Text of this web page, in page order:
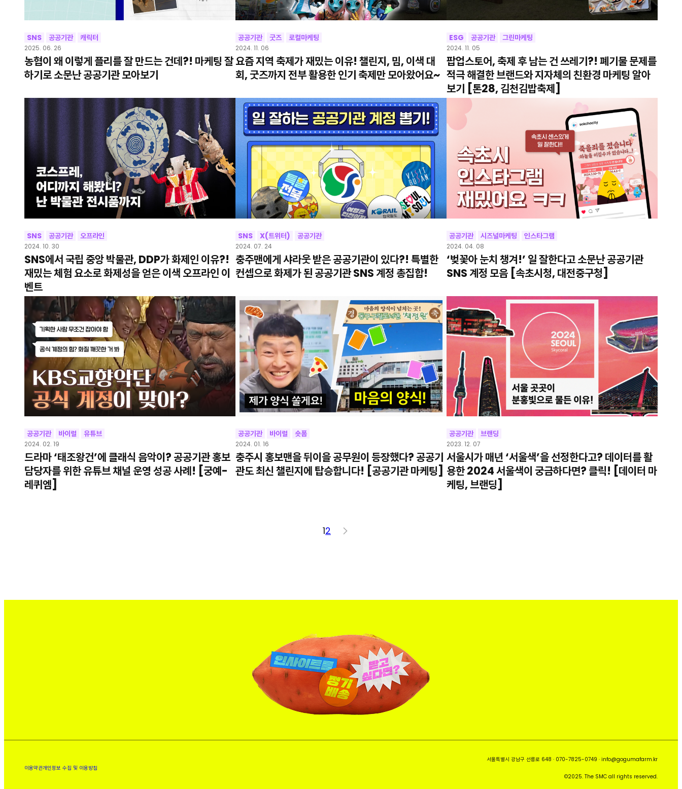
SNS 공공기관 캐릭터
2025. 06. 26
농협이 왜 이렇게 플리를 잘 만드는 건데?! 마케팅 잘
하기로 소문난 공공기관 모아보기
공공기관 굿즈 로컬마케팅
2024. 11. 06
요즘 지역 축제가 재밌는 이유! 챌린지, 밈, 이색 대
회, 굿즈까지 전부 활용한 인기 축제만 모아왔어요~
ESG 공공기관 그린마케팅
2024. 11. 05
팝업스토어, 축제 후 남는 건 쓰레기?! 폐기물 문제를
적극 해결한 브랜드와 지자체의 친환경 마케팅 알아
보기 [톤28, 김천김밥축제]
SNS 공공기관 오프라인
2024. 10. 30
SNS에서 국립 중앙 박물관, DDP가 화제인 이유?!
재밌는 체험 요소로 화제성을 얻은 이색 오프라인 이
벤트
SNS X(트위터) 공공기관
2024. 07. 24
충주맨에게 샤라웃 받은 공공기관이 있다?! 특별한
컨셉으로 화제가 된 공공기관 SNS 계정 총집합!
공공기관 시즈널마케팅 인스타그램
2024. 04. 08
‘벚꽃아 눈치 챙겨!’ 일 잘한다고 소문난 공공기관
SNS 계정 모음 [속초시청, 대전중구청]
공공기관 바이럴 유튜브
2024. 02. 19
드라마 ‘태조왕건’에 클래식 음악이? 공공기관 홍보
담당자를 위한 유튜브 채널 운영 성공 사례! [궁예-
레퀴엠]
공공기관 바이럴 숏폼
2024. 01. 16
충주시 홍보맨을 뒤이을 공무원이 등장했다? 공공기
관도 최신 챌린지에 탑승합니다! [공공기관 마케팅]
공공기관 브랜딩
2023. 12. 07
서울시가 매년 ‘서울색’을 선정한다고? 데이터를 활
용한 2024 서울색이 궁금하다면? 클릭! [데이터 마
케팅, 브랜딩]
12 >
이용약관개인정보 수집 및 이용방침
서울특별시 강남구 선릉로 648 · 070-7825-0749 · info@gogumafarm.kr
©2025. The SMC all rights reserved.